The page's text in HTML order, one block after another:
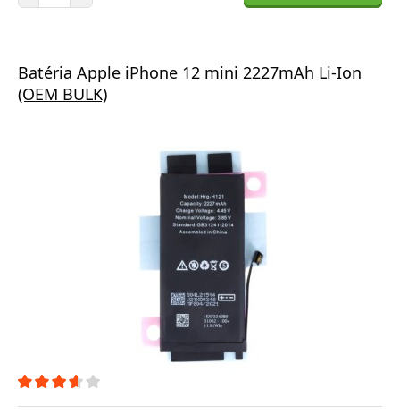
Batéria Apple iPhone 12 mini 2227mAh Li-Ion
(OEM BULK)